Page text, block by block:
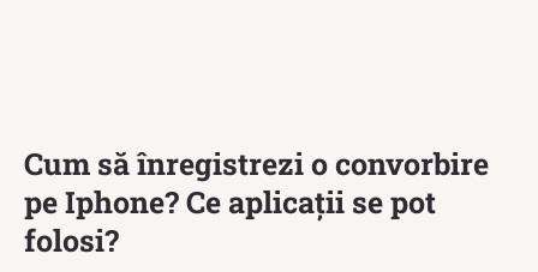
Cum să înregistrezi o convorbire
pe Iphone? Ce aplicații se pot
folosi?